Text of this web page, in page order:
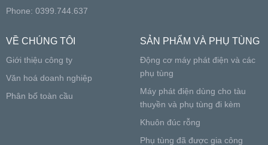
Phone: 0399.744.637
VỀ CHÚNG TÔI
Giới thiệu công ty
Văn hoá doanh nghiệp
Phân bố toàn cầu
SẢN PHẨM VÀ PHỤ TÙNG
Động cơ máy phát điện và các
phụ tùng
Máy phát điện dùng cho tàu
thuyền và phụ tùng đi kèm
Khuôn đúc rỗng
Phụ tùng đã được gia công